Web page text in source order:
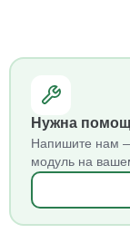
Нужна
Напишите нам
модуль на